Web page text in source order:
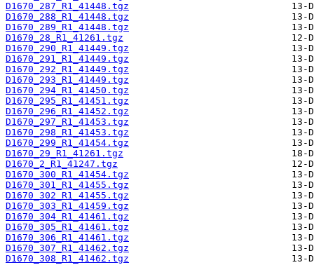
D1670_287_R1_41448.tgz
D1670_288_R1_41448.tgz
D1670_289_R1_41448.tgz
D1670_28_R1_41261.tgz
D1670_290_R1_41449.tgz
D1670_291_R1_41449.tgz
D1670_292_R1_41449.tgz
D1670_293_R1_41449.tgz
D1670_294_R1_41450.tgz
D1670_295_R1_41451.tgz
D1670_296_R1_41452.tgz
D1670_297_R1_41453.tgz
D1670_298_R1_41453.tgz
D1670_299_R1_41454.tgz
D1670_29_R1_41261.tgz
D1670_2_R1_41247.tgz
D1670_300_R1_41454.tgz
D1670_301_R1_41455.tgz
D1670_302_R1_41455.tgz
D1670_303_R1_41459.tgz
D1670_304_R1_41461.tgz
D1670_305_R1_41461.tgz
D1670_306_R1_41461.tgz
D1670_307_R1_41462.tgz
D1670_308_R1_41462.tgz